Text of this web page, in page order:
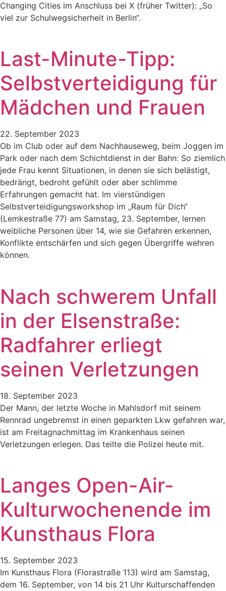
Changing Cities im Anschluss bei X (früher Twitter): „So
viel zur Schulwegsicherheit in Berlin“.
Last-Minute-Tipp:
Selbstverteidigung für
Mädchen und Frauen
22. September 2023
Ob im Club oder auf dem Nachhauseweg, beim Joggen im
Park oder nach dem Schichtdienst in der Bahn: So ziemlich
jede Frau kennt Situationen, in denen sie sich belästigt,
bedrängt, bedroht gefühlt oder aber schlimme
Erfahrungen gemacht hat. Im vierstündigen
Selbstverteidigungsworkshop im „Raum für Dich“
(Lemkestraße 77) am Samstag, 23. September, lernen
weibliche Personen über 14, wie sie Gefahren erkennen,
Konflikte entschärfen und sich gegen Übergriffe wehren
können.
Nach schwerem Unfall
in der Elsenstraße:
Radfahrer erliegt
seinen Verletzungen
18. September 2023
Der Mann, der letzte Woche in Mahlsdorf mit seinem
Rennrad ungebremst in einen geparkten Lkw gefahren war,
ist am Freitagnachmittag im Krankenhaus seinen
Verletzungen erlegen. Das teilte die Polizei heute mit.
Langes Open-Air-
Kulturwochenende im
Kunsthaus Flora
15. September 2023
Im Kunsthaus Flora (Florastraße 113) wird am Samstag,
dem 16. September, von 14 bis 21 Uhr Kulturschaffenden